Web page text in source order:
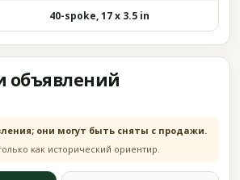
40-spoke, 17 x 3.5 in
объявлений
они могут быть сняты с продажи.
как исторический ориентир.